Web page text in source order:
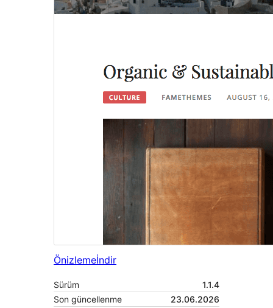
Önizlemeİndir
Sürüm
1.1.4
Son güncellenme
23.06.2026